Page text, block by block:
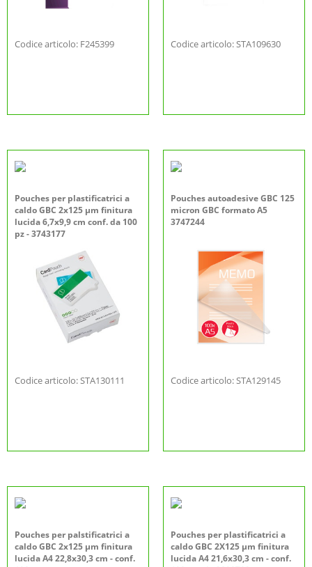
Codice articolo: F245399 Codice articolo: STA109630
Pouches per plastificatrici a
caldo GBC 2x125 µm finitura
lucida 6,7x9,9 cm conf. da 100
pz - 3743177
Codice articolo: STA130111
Pouches autoadesive GBC 125
micron GBC formato A5
3747244
Codice articolo: STA129145
Pouches per palstificatrici a
caldo GBC 2x125 µm finitura
lucida A4 22,8x30,3 cm - conf.
Pouches per plastificatrici a
caldo GBC 2X125 µm finitura
lucida A4 21,6x30,3 cm - conf.